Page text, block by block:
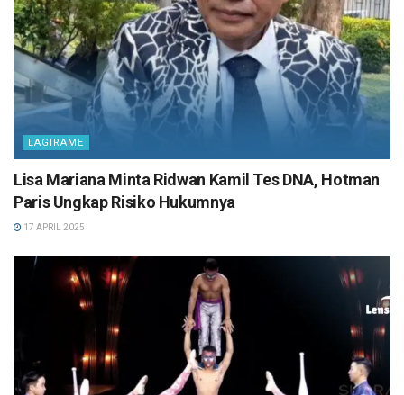
LAGIRAME
Lisa Mariana Minta Ridwan Kamil Tes DNA, Hotman
Paris Ungkap Risiko Hukumnya
17 APRIL 2025